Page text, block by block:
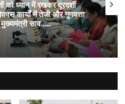
को ध्यान में रखकर दूरदर्शी
कार्यों में तेजी और गुणवत्ता
साव…..